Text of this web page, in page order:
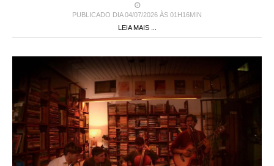
PUBLICADO DIA 04/07/2026 ÀS 01H16MIN
LEIA MAIS ...